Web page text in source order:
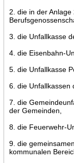
2. die in der
3. die Unfallkasse
4. die Eisenbahn-
5. die Unfallkasse
6. die Unfallkassen
7. die
der Gemeinden,
8. die Feuerwehr-
9. die
kommunalen